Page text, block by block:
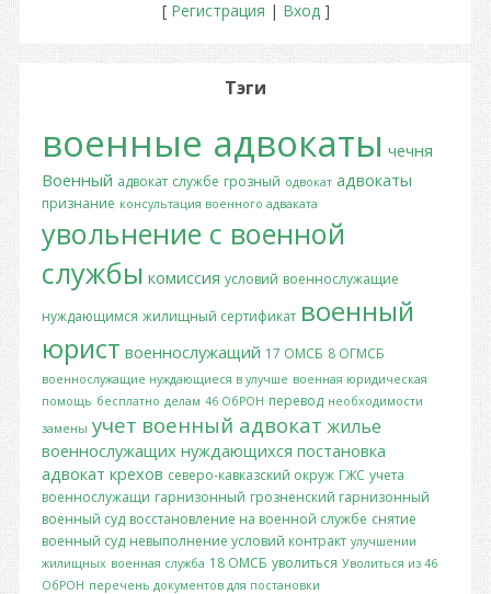
[ Регистрация | Вход]
Тэги
военные адвокаты чечня
Военный адвокат службе грозный одвокат адвокаты
признание консультация военного адваката
увольнение с военной
службы комиссия условий военнослужащие
нуждающимся жилищный сертификат военный
юрист военнослужащий 17 ОМСБ 8 ОГМСБ
военнослужащие нуждающиеся в улучше военная юридическая
помощь бесплатно делам 46 ОбРОН перевод необходимости
замены учет военный адвокат жилье
военнослужащих нуждающихся постановка
адвокат крехов северо-кавказский окруж ГЖС учета
военнослужащи гарнизонный грозненский гарнизонный
военный суд восстановление на военной службе снятие
военный суд невыполнение условий контракт улучшении
жилищных военная служба 18 ОМСБ уволиться Уволиться из 46
ОбРОН перечень документов для постановки